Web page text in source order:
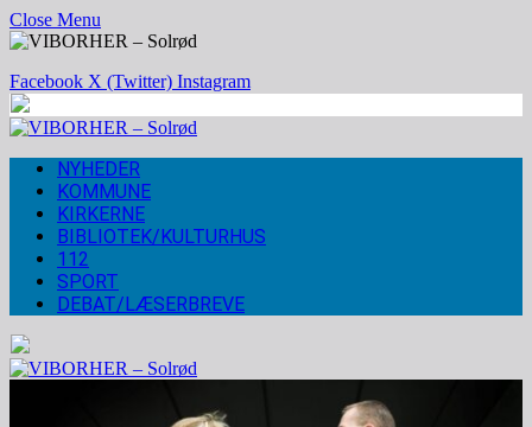
Close Menu
Facebook X (Twitter) Instagram
NYHEDER
KOMMUNE
KIRKERNE
BIBLIOTEK/KULTURHUS
112
SPORT
DEBAT/LÆSERBREVE